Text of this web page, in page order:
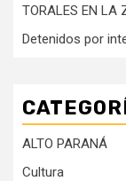
TORALES EN LA
Detenidos por
ALTO PARANÁ
Cultura